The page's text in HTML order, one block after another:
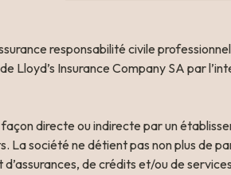
responsabilité civile
Lloyd’s Insurance Company SA par
directe ou indirecte par un
La société ne détient pas non plus de
de crédits et/ou de